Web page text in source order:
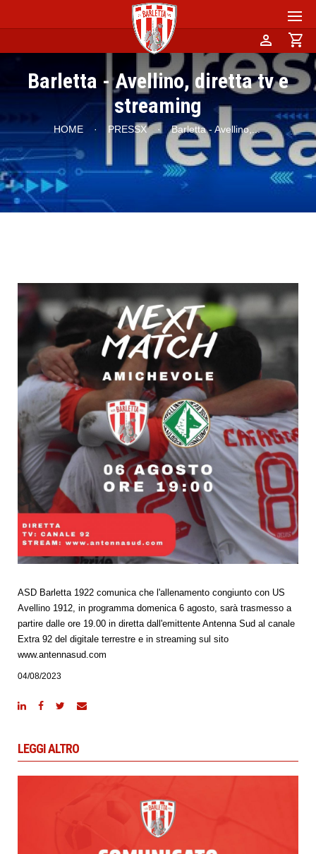
person shopping_cart
Barletta - Avellino, diretta tv e
streaming
HOME · PRESSX · Barletta - Avellino,...
ASD Barletta 1922 comunica che l'allenamento congiunto con US
Avellino 1912, in programma domenica 6 agosto, sarà trasmesso a
partire dalle ore 19.00 in diretta dall'emittente Antenna Sud al canale
Extra 92 del digitale terrestre e in streaming sul sito
www.antennasud.com
04/08/2023
LEGGI ALTRO